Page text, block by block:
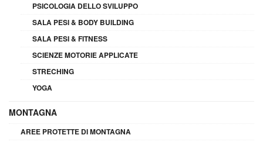
PSICOLOGIA DELLO SVILUPPO
SALA PESI & BODY BUILDING
SALA PESI & FITNESS
SCIENZE MOTORIE APPLICATE
STRECHING
YOGA
MONTAGNA
AREE PROTETTE DI MONTAGNA